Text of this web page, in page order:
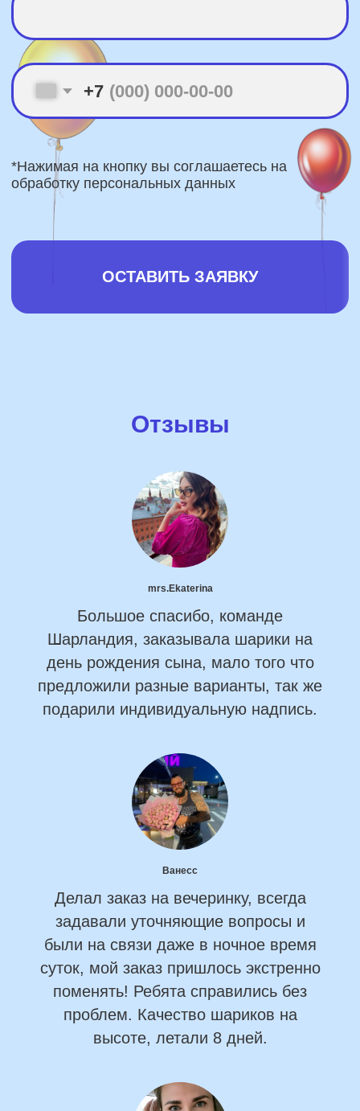
Отзывы
mrs.Ekaterina
Большое спасибо, команде
Шарландия, заказывала шарики на
день рождения сына, мало того что
предложили разные варианты, так же
подарили индивидуальную надпись.
Ванесс
Делал заказ на вечеринку, всегда
задавали уточняющие вопросы и
были на связи даже в ночное время
суток, мой заказ пришлось экстренно
поменять! Ребята справились без
проблем. Качество шариков на
высоте, летали 8 дней.